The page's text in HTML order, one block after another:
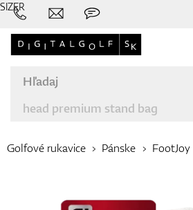
Golfové rukavice Pánske FootJoy
SIZER